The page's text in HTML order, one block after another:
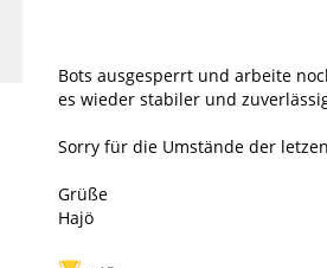
Bots ausgesperrt und arbeite
es wieder stabiler und
Sorry für die Umstände der
Grüße
Hajö